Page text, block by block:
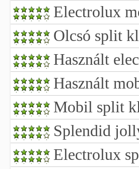
Electrolux
Olcsó split
Használt
Használt
Mobil split
Splendid
Electrolux